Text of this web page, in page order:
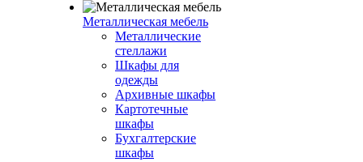
Металлическая мебель
Металлические
стеллажи
Шкафы для
одежды
Архивные шкафы
Картотечные
шкафы
Бухгалтерские
шкафы